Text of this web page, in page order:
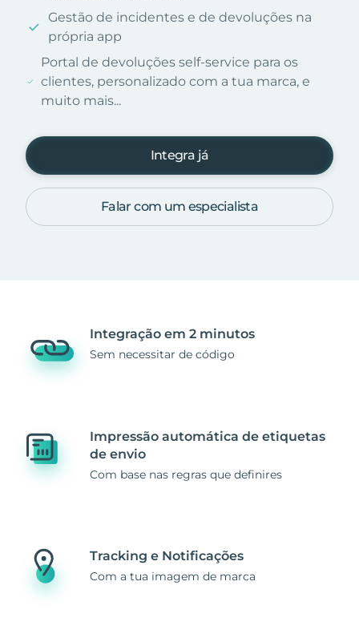
Gestão de incidentes e de devoluções na
própria app
Portal de devoluções self-service para os
clientes, personalizado com a tua marca, e
muito mais...
Integra já
Falar com um especialista
Integração em 2 minutos
Sem necessitar de código
Impressão automática de etiquetas
de envio
Com base nas regras que definires
Tracking e Notificações
Com a tua imagem de marca